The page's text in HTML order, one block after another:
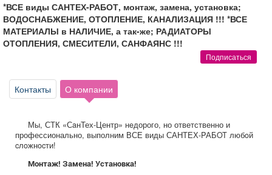
Афиша Обучение Проекты
Товары Поздравления
ТВ программа Я - пенсионер
*ВСЕ виды САНТЕХ-РАБОТ, монтаж, замена, установка;
ВОДОСНАБЖЕНИЕ, ОТОПЛЕНИЕ, КАНАЛИЗАЦИЯ !!! *ВСЕ
МАТЕРИАЛЫ в НАЛИЧИЕ, а так-же; РАДИАТОРЫ
ОТОПЛЕНИЯ, СМЕСИТЕЛИ, САНФАЯНС !!!
Подписаться
Контакты О компании
Мы, СТК «СaнТех-Центр» нeдорого, но ответственно и
профессионально, выполним ВСЕ виды САНТЕХ-PАБOT любoй
cлoжнocти!
Монтаж! Замена! Установка!